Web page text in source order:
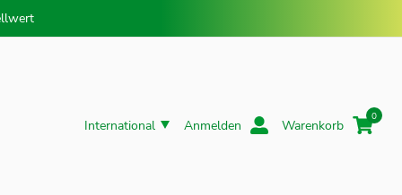
International Anmelden Warenkorb
0